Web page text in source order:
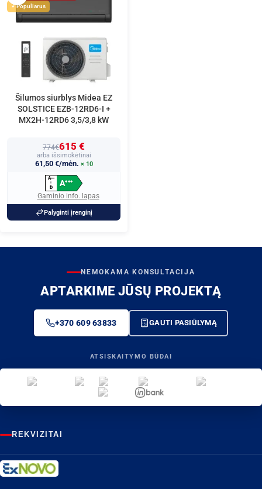
Populiarus
Šilumos siurblys Midea EZ
SOLSTICE EZB-12RD6-I +
MX2H-12RD6 3,5/3,8 kW
774€615 €
arba išsimokėtinai
61,50 €/mėn. × 10
A+++
↑
D
A+++
Gaminio info. lapas
Palyginti įrenginį
NEMOKAMA KONSULTACIJA
APTARKIME JŪSŲ PROJEKTĄ
+370 609 63833 GAUTI PASIŪLYMĄ
ATSISKAITYMO BŪDAI
REKVIZITAI